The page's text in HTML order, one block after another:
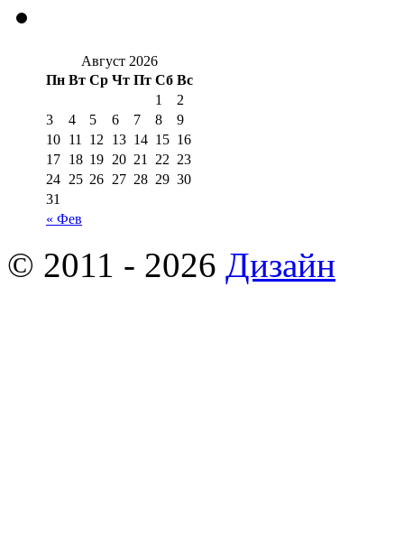
Август 2026
Пн Вт Ср Чт Пт Сб Вс
« Фев
1
2
3
4 5 6 7 8
9
10 11 12 13 14 15 16
17 18 19 20 21 22 23
24 25 26 27 28 29 30
31
© 2011 - 2026 Дизайн